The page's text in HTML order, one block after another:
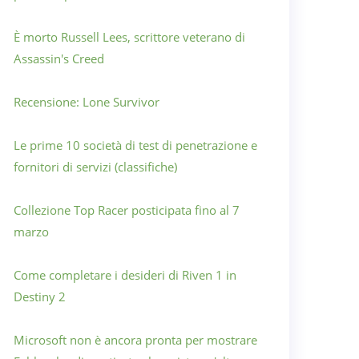
È morto Russell Lees, scrittore veterano di
Assassin's Creed
Recensione: Lone Survivor
Le prime 10 società di test di penetrazione e
fornitori di servizi (classifiche)
Collezione Top Racer posticipata fino al 7
marzo
Come completare i desideri di Riven 1 in
Destiny 2
Microsoft non è ancora pronta per mostrare